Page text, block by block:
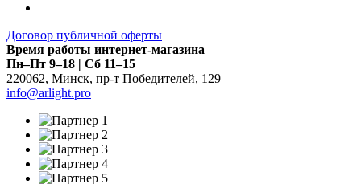
Договор публичной оферты
Время работы интернет-магазина
Пн–Пт 9–18 | Сб 11–15
220062, Минск, пр-т Победителей, 129
info@arlight.pro